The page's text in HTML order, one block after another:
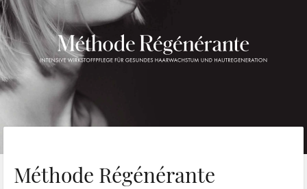
Méthode Régénérante